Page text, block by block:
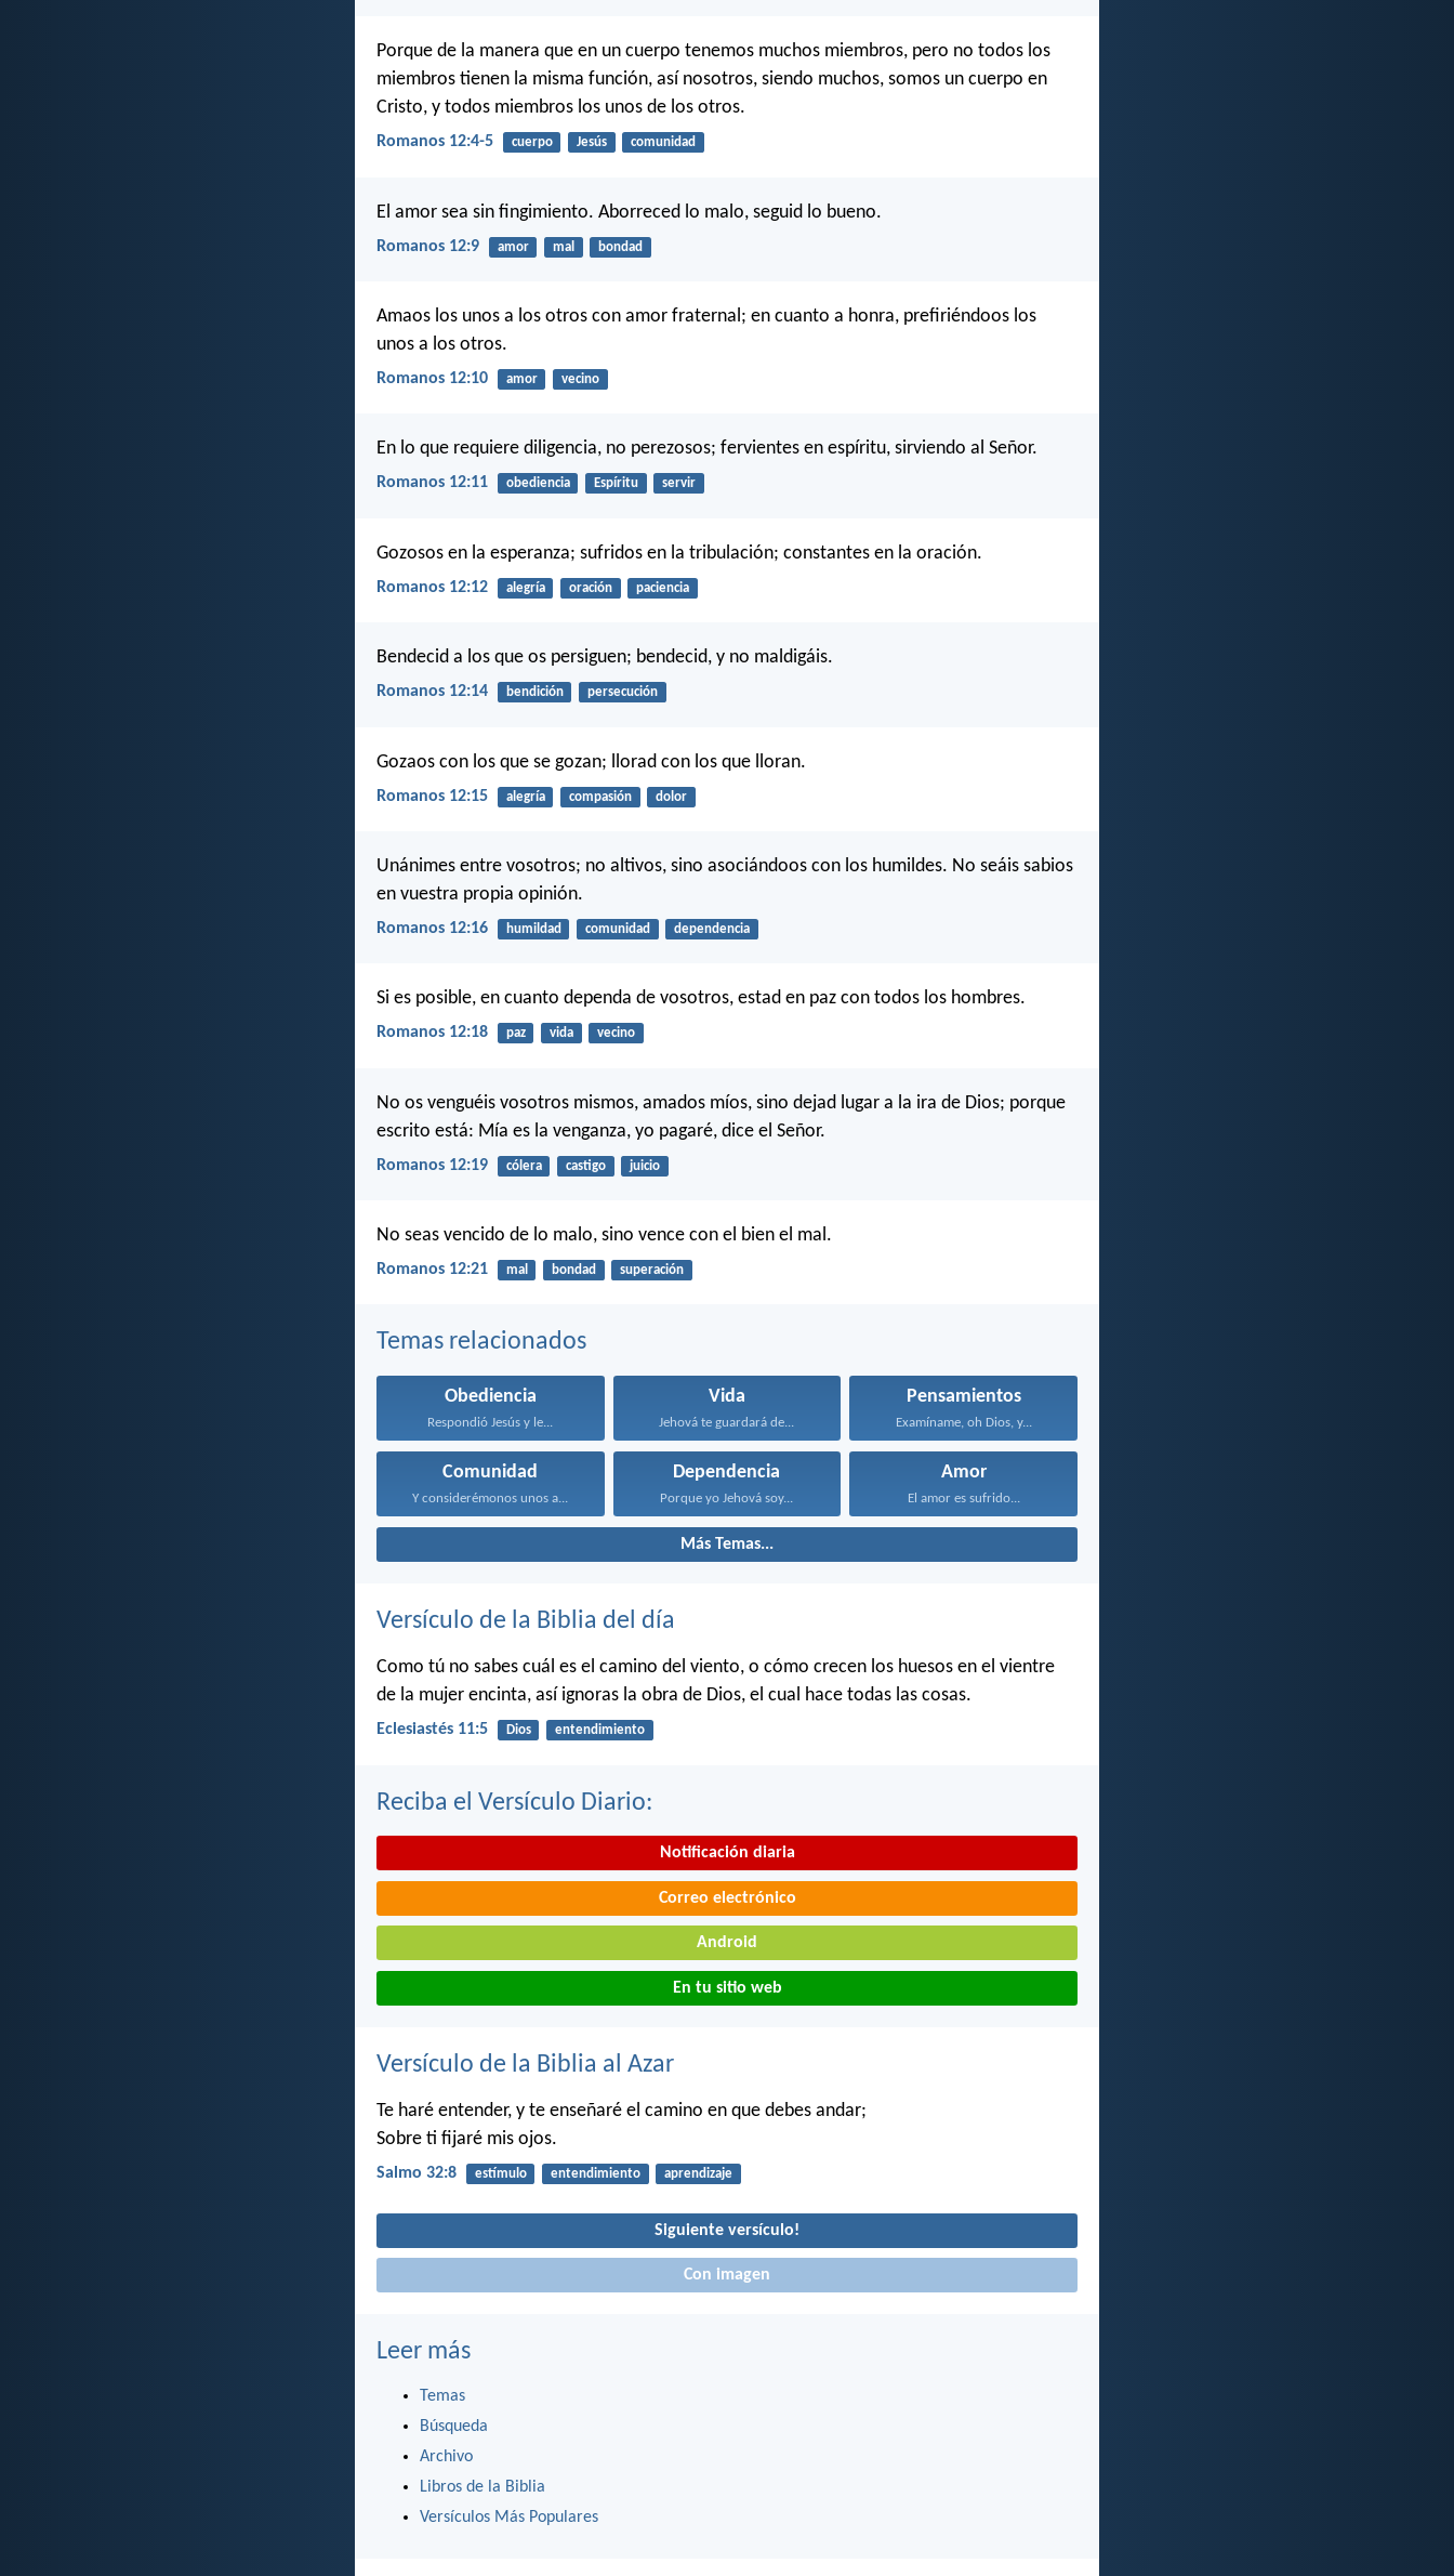
Porque de la manera que en un cuerpo tenemos muchos miembros, pero no todos los
miembros tienen la misma función, así nosotros, siendo muchos, somos un cuerpo en
Cristo, y todos miembros los unos de los otros.
Romanos 12:4-5 cuerpo Jesús comunidad
El amor sea sin fingimiento. Aborreced lo malo, seguid lo bueno.
Romanos 12:9 amor mal bondad
Amaos los unos a los otros con amor fraternal; en cuanto a honra, prefiriéndoos los
unos a los otros.
Romanos 12:10 amor vecino
En lo que requiere diligencia, no perezosos; fervientes en espíritu, sirviendo al Señor.
Romanos 12:11 obediencia Espíritu servir
Gozosos en la esperanza; sufridos en la tribulación; constantes en la oración.
Romanos 12:12 alegría oración paciencia
Bendecid a los que os persiguen; bendecid, y no maldigáis.
Romanos 12:14 bendición persecución
Gozaos con los que se gozan; llorad con los que lloran.
Romanos 12:15 alegría compasión dolor
Unánimes entre vosotros; no altivos, sino asociándoos con los humildes. No seáis sabios
en vuestra propia opinión.
Romanos 12:16 humildad comunidad dependencia
Si es posible, en cuanto dependa de vosotros, estad en paz con todos los hombres.
Romanos 12:18 paz vida vecino
No os venguéis vosotros mismos, amados míos, sino dejad lugar a la ira de Dios; porque
escrito está: Mía es la venganza, yo pagaré, dice el Señor.
Romanos 12:19 cólera castigo juicio
No seas vencido de lo malo, sino vence con el bien el mal.
Romanos 12:21 mal bondad superación
Temas relacionados
Obediencia
Respondió Jesús y le...
Vida
Jehová te guardará de...
Pensamientos
Examíname, oh Dios, y...
Comunidad
Y considerémonos unos a...
Dependencia
Porque yo Jehová soy...
Amor
El amor es sufrido...
Más Temas...
Versículo de la Biblia del día
Como tú no sabes cuál es el camino del viento, o cómo crecen los huesos en el vientre
de la mujer encinta, así ignoras la obra de Dios, el cual hace todas las cosas.
Eclesiastés 11:5 Dios entendimiento
Reciba el Versículo Diario:
Notificación diaria
Correo electrónico
Android
En tu sitio web
Versículo de la Biblia al Azar
Te haré entender, y te enseñaré el camino en que debes andar;
Sobre ti fijaré mis ojos.
Salmo 32:8 estímulo entendimiento aprendizaje
Siguiente versículo!
Con imagen
Leer más
Temas
Búsqueda
Archivo
Libros de la Biblia
Versículos Más Populares